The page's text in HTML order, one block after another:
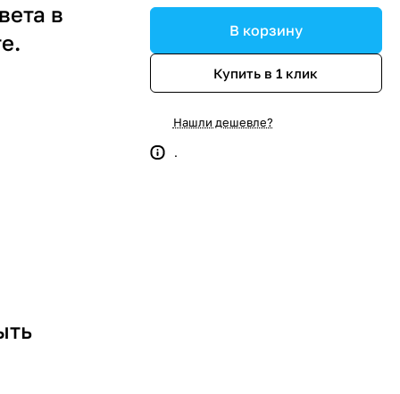
в
В корзину
Купить в 1 клик
Нашли дешевле?
.